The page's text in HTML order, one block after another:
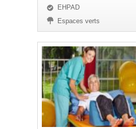
EHPAD
Espaces verts